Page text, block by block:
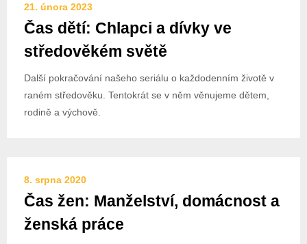
21. února 2023
Čas dětí: Chlapci a dívky ve
středověkém světě
Další pokračování našeho seriálu o každodenním životě v
raném středověku. Tentokrát se v něm věnujeme dětem,
rodině a výchově.
8. srpna 2020
Čas žen: Manželství, domácnost a
ženská práce